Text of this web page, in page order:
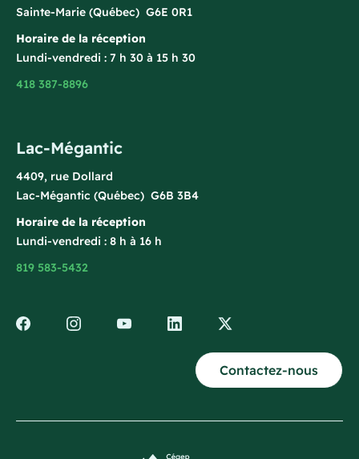
Sainte-Marie (Québec) G6E 0R1
Horaire de la réception
Lundi-vendredi : 7 h 30 à 15 h 30
418 387-8896
Lac-Mégantic
4409, rue Dollard
Lac-Mégantic (Québec) G6B 3B4
Horaire de la réception
Lundi-vendredi : 8 h à 16 h
819 583-5432
Contactez-nous